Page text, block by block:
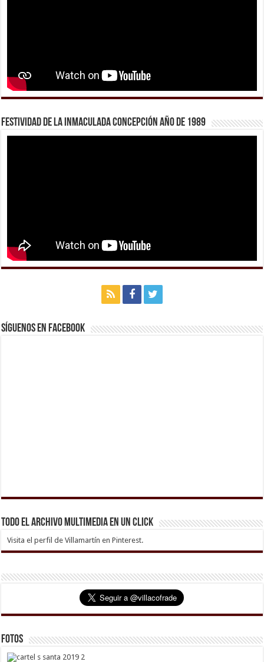
Festividad de la Inmaculada Concepción año de 1989
Síguenos en Facebook
Todo el archivo multimedia en un click
Visita el perfil de Villamartín en Pinterest.
Fotos